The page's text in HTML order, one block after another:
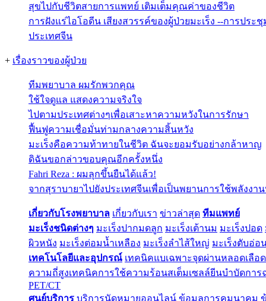
สุขไปกับชีวิตสายการแพทย์ เติมเต็มคุณค่าของชีวิต
การฝังแร่ไอโอดีน เสียงสวรรค์ของผู้ป่วยมะเร็ง --การปร
ประเทศจีน
+ เรื่องราวของผู้ป่วย
ทีมพยาบาล ผมรักพวกคุณ
ใช้ใจดูแล แสดงความจริงใจ
ไปตามประเทศต่างๆเพื่อเสาะหาความหวังในการรักษา
ฟื้นฟูความเชื่อมั่นท่ามกลางความสิ้นหวัง
มะเร็งคือความท้าทายในชีวิต ฉันจะยอมรับอย่างกล้าหาญ
ดิฉันขอกล่าวขอบคุณอีกครั้งหนึ่ง
Fahri Reza : ผมลุกขึ้นยืนได้แล้ว!
จากสุราบายาไปยังประเทศจีนเพื่อเป็นพยานการใช้พลังงา
เกี่ยวกับโรงพยาบาล เกี่ยวกับเรา ข่าวล่าสุด ทีมแพทย์
มะเร็งชนิดต่างๆ มะเร็งปากมดลูก มะเร็งเต้านม มะเร็งปอด
ผิวหนัง มะเร็งต่อมน้ำเหลือง มะเร็งลำไส้ใหญ่ มะเร็งตับอ่อ
เทคโนโลยีและอุปกรณ์ เทคนิคแบเฉพาะจุดผ่านหลอดเลือด
ความถี่สูงเทคนิคการใช้ความร้อนสเต็มเซลล์ยีนบำบัดการ
PET/CT
ศูนย์บริการ บริการนัดหมายออนไลน์ ข้อมูลการคมนาคม